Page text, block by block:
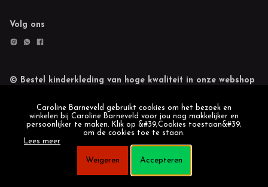
Volg ons
© Bestel kinderkleding van hoge kwaliteit in onze webshop
Caroline Barneveld gebruikt cookies om het bezoek en
winkelen bij Caroline Barneveld voor jou nog makkelijker en
persoonlijker te maken. Klik op &#39;Cookies toestaan&#39;
om de cookies toe te staan.
Lees meer
Weigeren Accepteren